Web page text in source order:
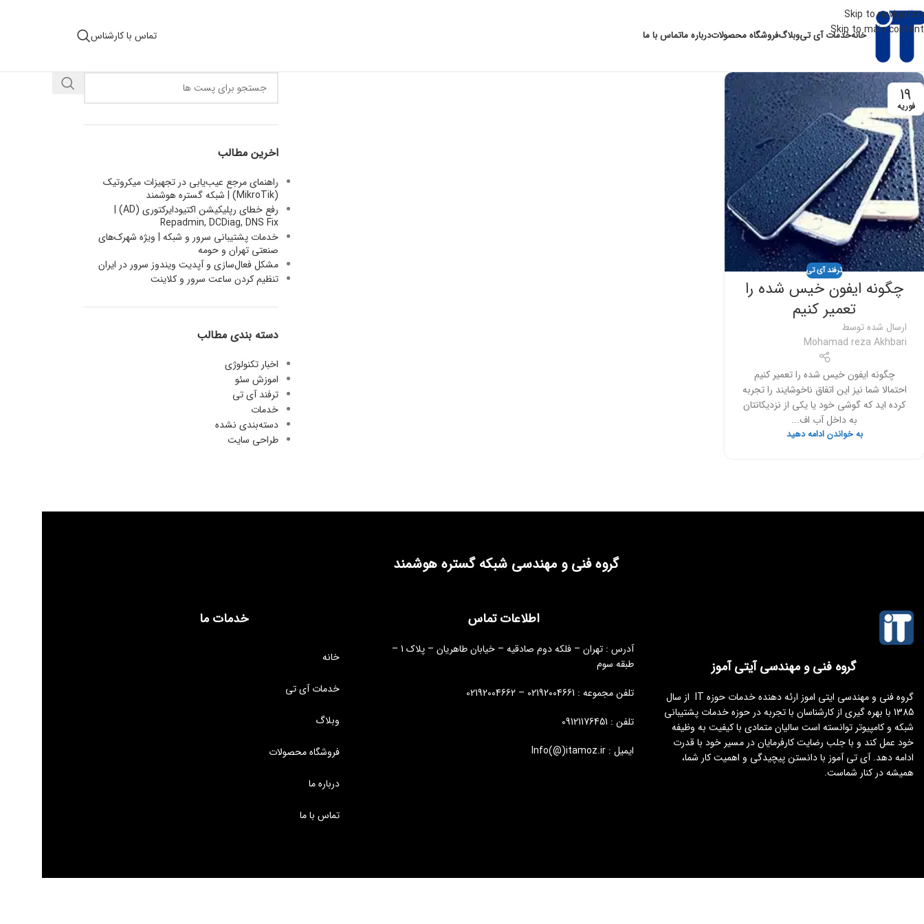
Skip to navigation
Skip to main content
خانهخدمات آی تیوبلاگفروشگاه محصولاتدرباره ماتماس با ما تماس با کارشناس
19
فوریه
ترفند آی تی
چگونه ایفون خیس شده را
تعمیر کنیم
ارسال شده توسط
Mohamad reza Akhbari
چگونه ایفون خیس شده را تعمیر کنیم
احتمالا شما نیز این اتفاق ناخوشایند را تجربه
کرده اید که گوشی خود یا یکی از نزدیکانتان
به داخل آب اف...
به خواندن ادامه دهید
اخرین مطالب
راهنمای مرجع عیب‌یابی در تجهیزات میکروتیک
(MikroTik) | شبکه گستره هوشمند
رفع خطای رپلیکیشن اکتیودایرکتوری (AD) |
Repadmin, DCDiag, DNS Fix
خدمات پشتیبانی سرور و شبکه | ویژه شهرک‌های
صنعتی تهران و حومه
مشکل فعال‌سازی و آپدیت ویندوز سرور در ایران
تنظیم کردن ساعت سرور و کلاینت
دسته بندی مطالب
اخبار تکنولوژی
اموزش سئو
ترفند آی تی
خدمات
دسته‌بندی نشده
طراحی سایت
گروه فنی و مهندسی شبکه گستره هوشمند
گروه فنی و مهندسی آیتی آموز
گروه فنی و مهندسی ایتی اموز ارئه دهنده خدمات حوزه IT از سال
1385 با بهره گیری از کارشناسان با تجربه در حوزه خدمات پشتیبانی
شبکه و کامپیوتر توانسته است سالیان متمادی با کیفیت به وظیفه
خود عمل کند و با جلب رضایت کارفرمایان در مسیر خود با قدرت
ادامه دهد. آی تی آموز با دانستن پیچیدگی و اهمیت کار شما،
همیشه در کنار شماست.
اطلاعات تماس
آدرس : تهران – فلکه دوم صادقیه – خیابان طاهریان – پلاک 1 –
طبقه سوم
تلفن مجموعه : 02192004661 – 02192004662
تلفن : 09121176451
ایمیل : Info(@)itamoz.ir
خدمات ما
خانه
خدمات آی تی
وبلاگ
فروشگاه محصولات
درباره ما
تماس با ما